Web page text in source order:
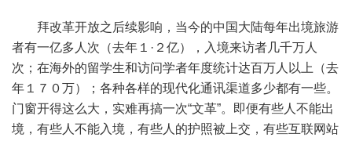
拜改革开放之后续影响，当今的中国大陆每年出境旅游
者有一亿多人次（去年１·２亿），入境来访者几千万人
次；在海外的留学生和访问学者年度统计达百万人以上（去
年１７０万）；各种各样的现代化通讯渠道多少都有一些。
门窗开得这么大，实难再搞一次“文革”。即便有些人不能出
境，有些人不能入境，有些人的护照被上交，有些互联网站